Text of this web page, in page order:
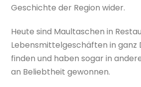
Geschichte der Region wider.
Heute sind Maultaschen in
Lebensmittelgeschäften in ganz
finden und haben sogar in
an Beliebtheit gewonnen.